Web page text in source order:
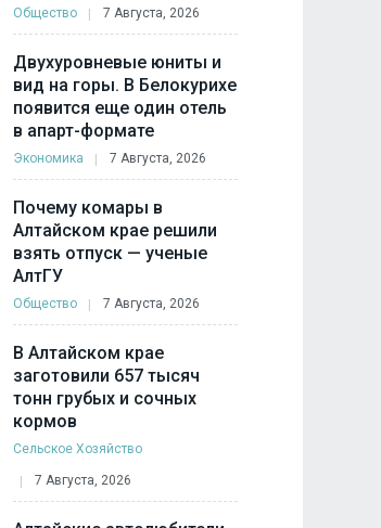
Общество 7 Августа, 2026
Двухуровневые юниты и
вид на горы. В Белокурихе
появится еще один отель
в апарт-формате
Экономика 7 Августа, 2026
Почему комары в
Алтайском крае решили
взять отпуск — ученые
АлтГУ
Общество 7 Августа, 2026
В Алтайском крае
заготовили 657 тысяч
тонн грубых и сочных
кормов
Сельское Хозяйство
7 Августа, 2026